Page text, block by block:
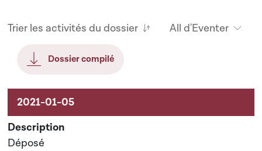
Trier les activités du dossier All d'Eventer
Dossier compilé
Aktivitéiten um Dossier
Déposé